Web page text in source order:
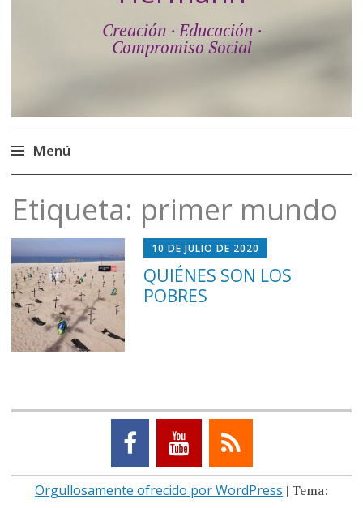
Creación · Educación ·
Compromiso Social
Menú
al
contenido
Etiqueta: primer mundo
10 DE JULIO DE 2020
QUIÉNES SON LOS
POBRES
Orgullosamente ofrecido por WordPress | Tema: